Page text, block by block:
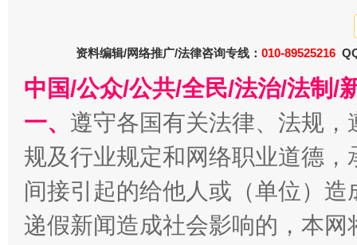
千年窑火 生生不息
资料编辑/网络推广/法律咨询专线： 010-89525216
中国/公众/公共/全民/法治/法制/
一、 遵守各国有关法律、法规
规及行业规定和网络职业道德
间接引起的给他人或（单位）
递假新闻造成社会影响的，本